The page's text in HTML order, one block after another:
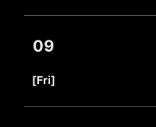
09
[Fri]